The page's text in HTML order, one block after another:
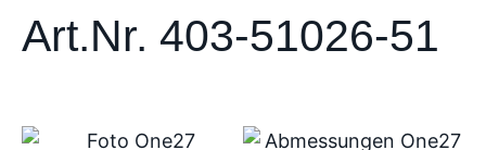
Art.Nr. 403-51026-51